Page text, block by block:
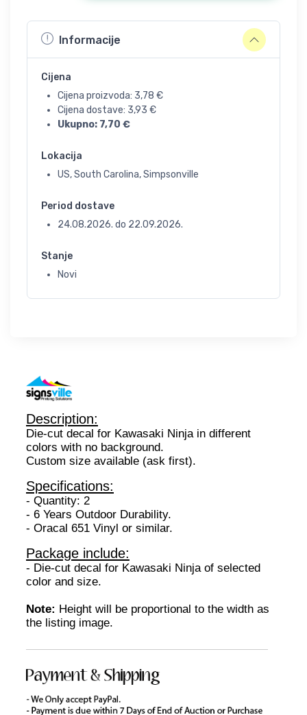
Informacije
Cijena
Cijena proizvoda: 3,78 €
Cijena dostave: 3,93 €
Ukupno: 7,70 €
Lokacija
US, South Carolina, Simpsonville
Period dostave
24.08.2026. do 22.09.2026.
Stanje
Novi